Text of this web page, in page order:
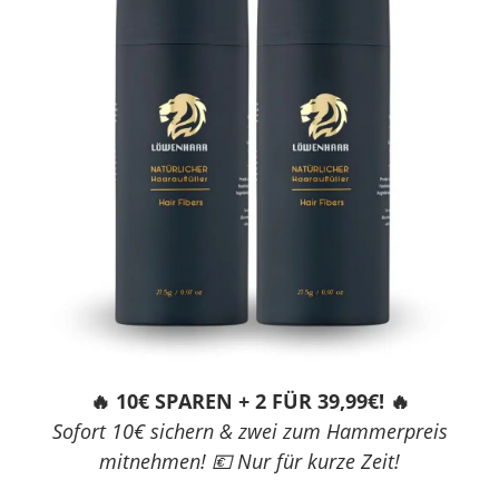
🔥 10€ SPAREN + 2 FÜR 39,99€! 🔥
Sofort 10€ sichern & zwei zum Hammerpreis
mitnehmen! 💶 Nur für kurze Zeit!